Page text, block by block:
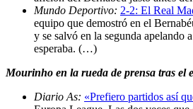
Mundo Deportivo: 2-2: El Real
equipo que demostró en el
y se salvó en la segunda apelando
esperaba. (…)
Mourinho en la rueda de prensa tras el
Diario As: «Prefiero partidos así